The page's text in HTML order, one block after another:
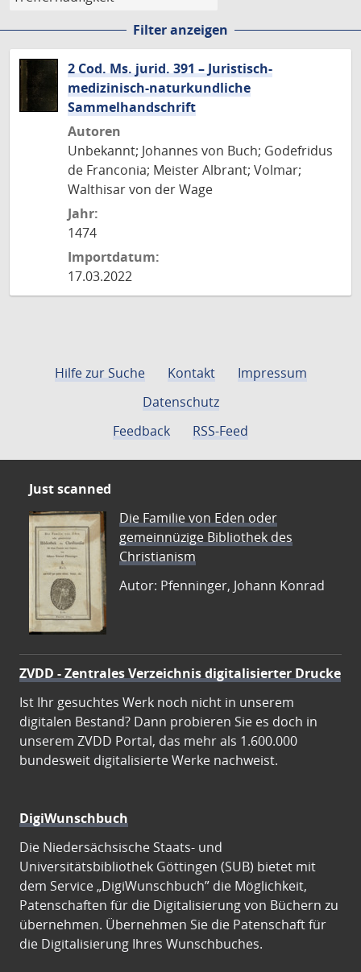
Filter anzeigen
2 Cod. Ms. jurid. 391 – Juristisch-
medizinisch-naturkundliche
Sammelhandschrift
Autoren
Unbekannt; Johannes von Buch; Godefridus
de Franconia; Meister Albrant; Volmar;
Walthisar von der Wage
Jahr:
1474
Importdatum:
17.03.2022
Hilfe zur Suche Kontakt
Impressum
Datenschutz
Feedback
RSS-Feed
Just scanned
Die Familie von Eden oder
gemeinnüzige Bibliothek des
Christianism
Autor: Pfenninger, Johann Konrad
ZVDD - Zentrales Verzeichnis digitalisierter Drucke
Ist Ihr gesuchtes Werk noch nicht in unserem
digitalen Bestand? Dann probieren Sie es doch in
unserem ZVDD Portal, das mehr als 1.600.000
bundesweit digitalisierte Werke nachweist.
DigiWunschbuch
Die Niedersächsische Staats- und
Universitätsbibliothek Göttingen (SUB) bietet mit
dem Service „DigiWunschbuch” die Möglichkeit,
Patenschaften für die Digitalisierung von Büchern zu
übernehmen. Übernehmen Sie die Patenschaft für
die Digitalisierung Ihres Wunschbuches.